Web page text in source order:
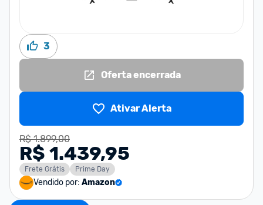
3
Oferta encerrada
Ativar Alerta
R$ 1.899,00
R$ 1.439,95
Frete Grátis Prime Day
Vendido por: Amazon